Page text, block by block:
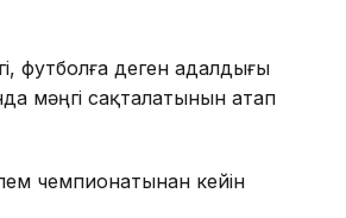
футболға деген адалдығы
мәңгі сақталатынын атап
чемпионатынан кейін